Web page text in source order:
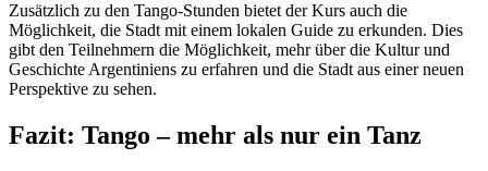
Zusätzlich zu den Tango-Stunden bietet der Kurs auch die
Möglichkeit, die Stadt mit einem lokalen Guide zu erkunden. Dies
gibt den Teilnehmern die Möglichkeit, mehr über die Kultur und
Geschichte Argentiniens zu erfahren und die Stadt aus einer neuen
Perspektive zu sehen.
Fazit: Tango – mehr als nur ein Tanz